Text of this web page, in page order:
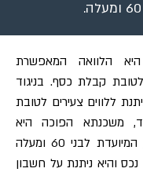
הלוואה המאפשרת
קבלת כסף. בניגוד
ללווים צעירים לטובת
משכנתא הפוכה היא
הלוואה לכל מטרה, המיועדת לבני 60 ומעלה
והיא ניתנת על חשבון